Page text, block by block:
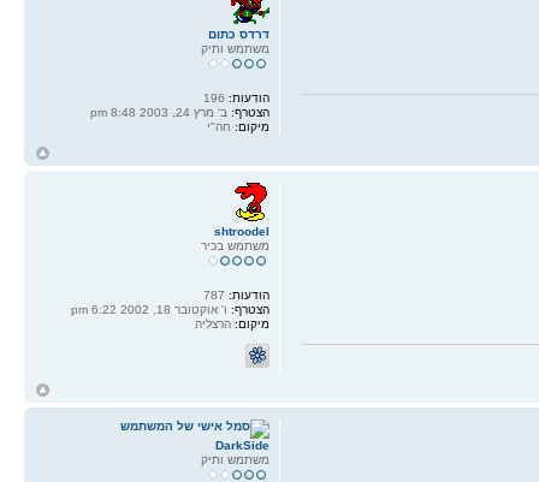
דרדס כתום
משתמש ותיק
הודעות:
הצטרף: ב' מרץ 24, 2003 8:48 pm
מיקום: חה"י
shtroodel
משתמש בכיר
הודעות:787
הצטרף:ו' אוקטובר 18, 2002 6:22 pm
מיקום:הרצליה
DarkSide
משתמש ותיק